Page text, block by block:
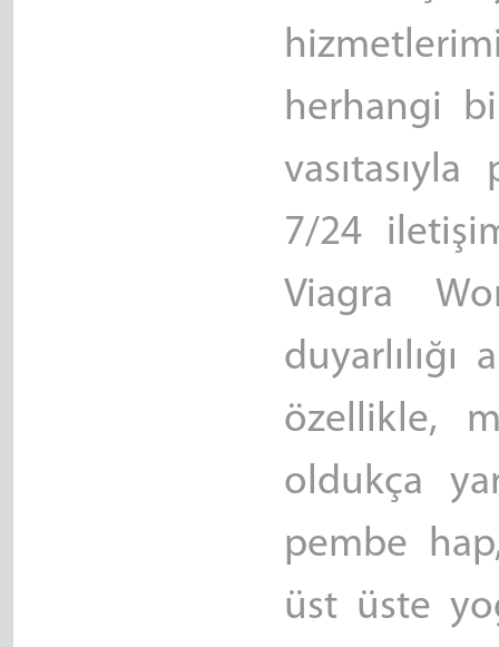
herhangi
7/24
Viagra
duyarlılığı
özellikle,
oldukça
pembe
üst üste